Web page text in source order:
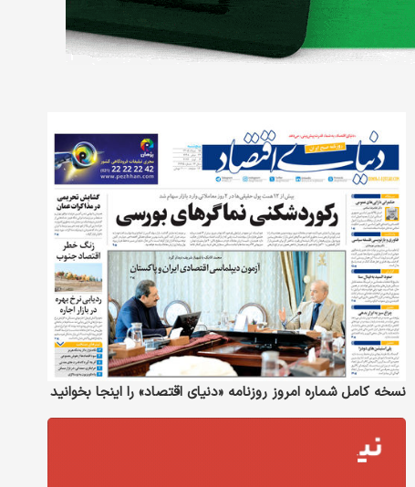
نسخه کامل شماره امروز روزنامه «دنیای‌ اقتصاد» را اینجا بخوانید